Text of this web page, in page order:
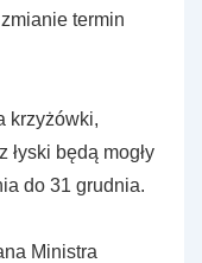
termin
krzyżówki,
łyski będą mogły
do 31 grudnia.
Ministra